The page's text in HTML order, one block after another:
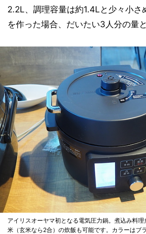
2.2L、調理容量は約1.4Lと少々小さ
を作った場合、だいたい3人分の量
アイリスオーヤマ初となる電気圧力鍋。煮込み料
米（玄米なら2合）の炊飯も可能です。カラーはブ